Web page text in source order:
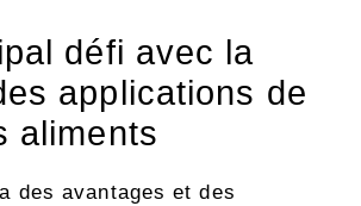
défi avec la
applications de
aliments
des avantages et des